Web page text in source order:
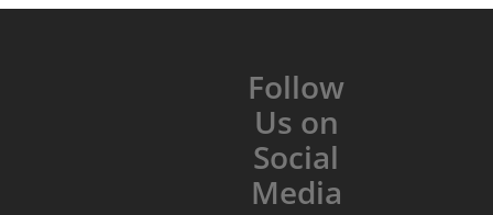
Follow
Us on
Social
Media